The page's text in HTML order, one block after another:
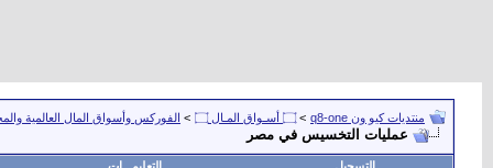
منتديات كيو ون q8-one >۝ أسـواق المـال ۝ > الفوركس وأسواق المال العالمية
عمليات التخسيس في مصر